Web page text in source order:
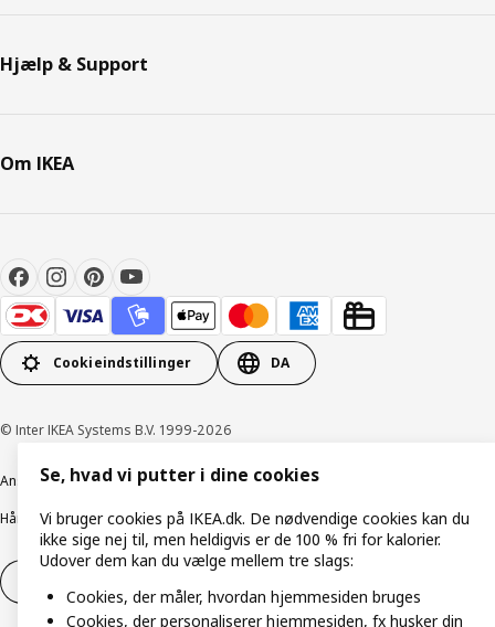
Hjælp & Support
Om IKEA
Cookieindstillinger DA
© Inter IKEA Systems B.V. 1999-2026
Ansvarlig rapporteringCookiepolitikDigital tilgængelighed
Håndtering af persondata Salgs- og leveringsbetingelser
Se, hvad vi putter i dine cookies
Vi bruger cookies på IKEA.dk. De nødvendige cookies kan du
ikke sige nej til, men heldigvis er de 100 % fri for kalorier.
Udover dem kan du vælge mellem tre slags:
Cookies, der måler, hvordan hjemmesiden bruges
Cookies, der personaliserer hjemmesiden, fx husker din